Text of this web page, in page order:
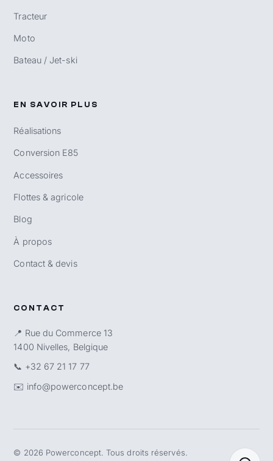
Tracteur
Moto
Bateau / Jet-ski
EN SAVOIR PLUS
Réalisations
Conversion E85
Accessoires
Flottes & agricole
Blog
À propos
Contact & devis
CONTACT
📍 Rue du Commerce 13
1400 Nivelles, Belgique
📞 +32 67 21 17 77
✉️ info@powerconcept.be
© 2026 Powerconcept. Tous droits réservés.